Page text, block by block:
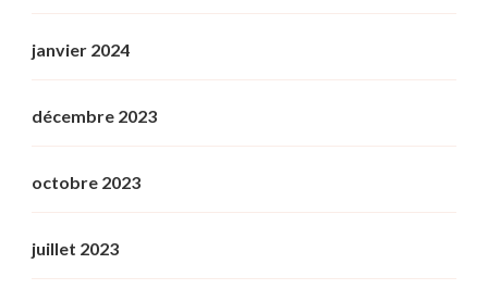
janvier 2024
décembre 2023
octobre 2023
juillet 2023